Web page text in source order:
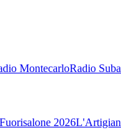
MontecarloRadio
Fuorisalone 2026